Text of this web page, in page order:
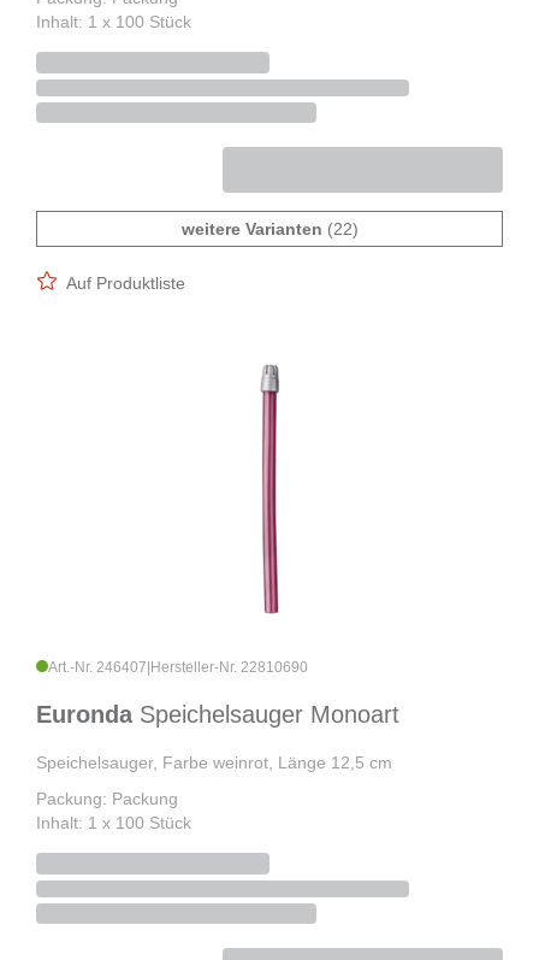
Inhalt: 1 x 100 Stück
weitere Varianten (22)
Auf Produktliste
Art.-Nr. 246407 Hersteller-Nr. 22810690
Euronda Speichelsauger Monoart
Speichelsauger, Farbe weinrot, Länge 12,5 cm
Packung: Packung
Inhalt: 1 x 100 Stück